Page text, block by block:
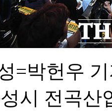
=박헌우
시 전곡산